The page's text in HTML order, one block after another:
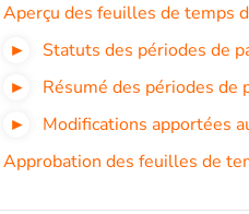
Aperçu des feuilles de temps
Statuts des périodes de
Résumé des périodes de
Modifications apportées
Approbation des feuilles de